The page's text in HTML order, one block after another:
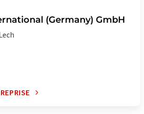
(Germany) GmbH